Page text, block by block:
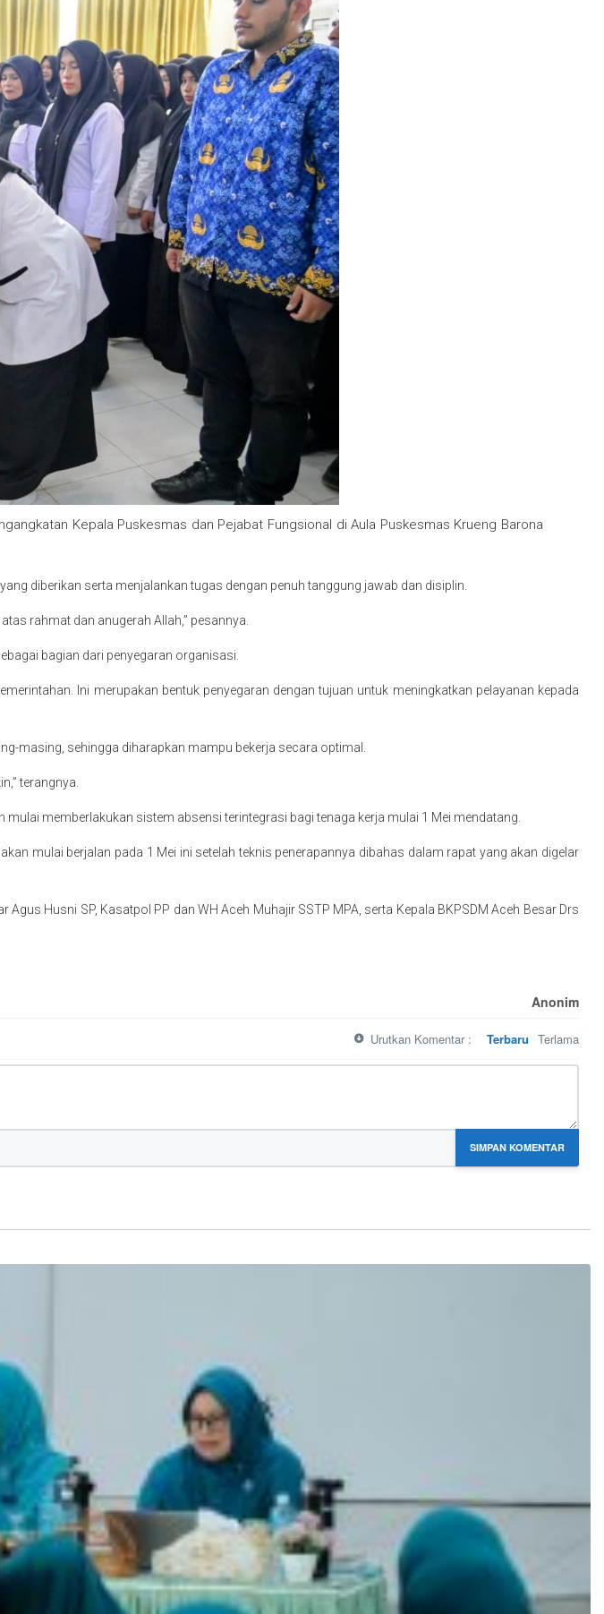
Kepala Puskesmas dan Pejabat Fungsional di Aula Puskesmas Krueng Barona
diberikan serta menjalankan tugas dengan penuh tanggung jawab dan disiplin.
rahmat dan anugerah Allah,” pesannya.
bagian dari penyegaran organisasi.
Ini merupakan bentuk penyegaran dengan tujuan untuk meningkatkan pelayanan kepada
masing, sehingga diharapkan mampu bekerja secara optimal.
terangnya.
memberlakukan sistem absensi terintegrasi bagi tenaga kerja mulai 1 Mei mendatang.
mulai berjalan pada 1 Mei ini setelah teknis penerapannya dibahas dalam rapat yang akan digelar
Husni SP, Kasatpol PP dan WH Aceh Muhajir SSTP MPA, serta Kepala BKPSDM Aceh Besar Drs
Anonim
Urutkan Komentar : Terbaru Terlama
SIMPAN KOMENTAR